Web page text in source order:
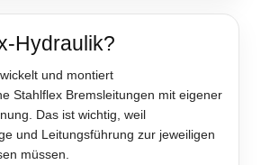
Hydraulik?
und montiert
Stahlflex Bremsleitungen mit eigener
Das ist wichtig, weil
und Leitungsführung zur jeweiligen
müssen.